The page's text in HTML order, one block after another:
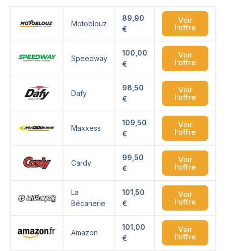
Motoblouz
89,90
€
Voir
l’offre
Speedway
100,00
€
Voir
l’offre
Dafy
98,50
€
Voir
l’offre
Maxxess
109,50
€
Voir
l’offre
Cardy
99,50
€
Voir
l’offre
La
Bécanerie
101,50
€
Voir
l’offre
Amazon
101,00
€
Voir
l’offre